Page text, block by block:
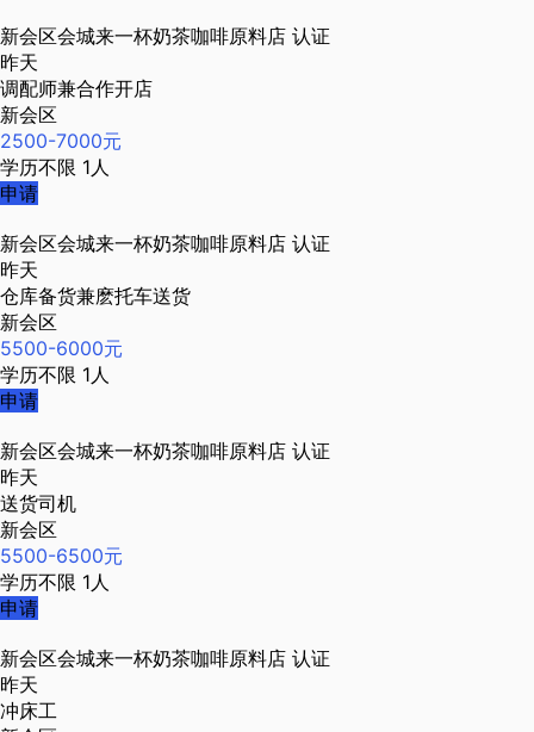
新会区会城来一杯奶茶咖啡原料店 认证
昨天
调配师兼合作开店
新会区
2500-7000元
学历不限 1人
申请
新会区会城来一杯奶茶咖啡原料店 认证
昨天
仓库备货兼麽托车送货
新会区
5500-6000元
学历不限 1人
申请
新会区会城来一杯奶茶咖啡原料店 认证
昨天
送货司机
新会区
5500-6500元
学历不限 1人
申请
新会区会城来一杯奶茶咖啡原料店 认证
昨天
冲床工